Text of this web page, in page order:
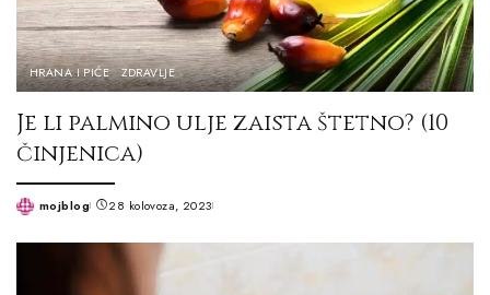
HRANA I PIĆE ZDRAVLJE
Je li palmino ulje zaista štetno? (10
činjenica)
Postedmojblog 28 kolovoza, 2023